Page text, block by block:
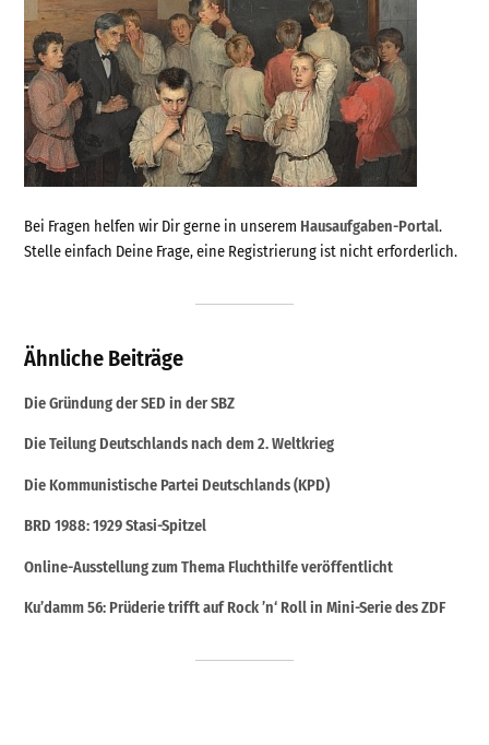
Bei Fragen helfen wir Dir gerne in unserem Hausaufgaben-Portal.
Stelle einfach Deine Frage, eine Registrierung ist nicht erforderlich.
Ähnliche Beiträge
Die Gründung der SED in der SBZ
Die Teilung Deutschlands nach dem 2. Weltkrieg
Die Kommunistische Partei Deutschlands (KPD)
BRD 1988: 1929 Stasi-Spitzel
Online-Ausstellung zum Thema Fluchthilfe veröffentlicht
Ku’damm 56: Prüderie trifft auf Rock ’n‘ Roll in Mini-Serie des ZDF